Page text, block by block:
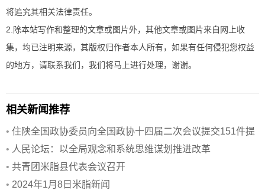
将追究其相关法律责任。
2.除本站写作和整理的文章或图片外，其他文章或图片来自网上收
集，均已注明来源，其版权归作者本人所有，如果有任何侵犯您权益
的地方，请联系我们，我们将马上进行处理，谢谢。
相关新闻推荐
• 住陕全国政协委员向全国政协十四届二次会议提交151件提
案
• 人民论坛：以全局观念和系统思维谋划推进改革
• 共青团米脂县代表会议召开
• 2024年1月8日米脂新闻